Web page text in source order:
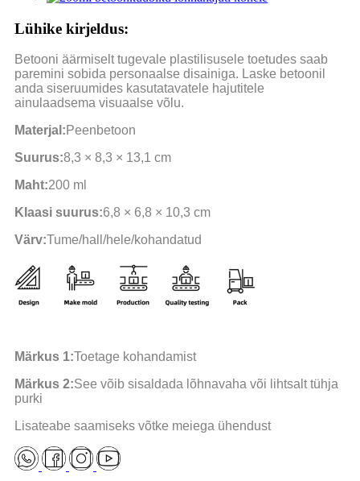
Lühike kirjeldus:
Betooni äärmiselt tugevale plastilisusele toetudes saab
paremini sobida personaalse disainiga. Laske betoonil
anda siseruumides kasutatavatele hajutitele
ainulaadsema visuaalse võlu.
Materjal: Peenbetoon
Suurus:8,3 × 8,3 × 13,1 cm
Maht:200 ml
Klaasi suurus:6,8 × 6,8 × 10,3 cm
Värv:Tume/hall/hele/kohandatud
Märkus 1:Toetage kohandamist
Märkus 2:See võib sisaldada lõhnavaha või lihtsalt tühja
purki
Lisateabe saamiseks võtke meiega ühendust